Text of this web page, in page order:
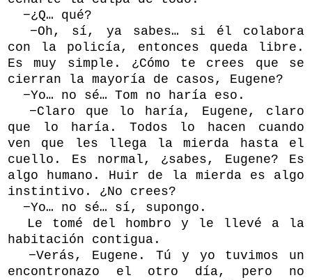
−¿Q… qué?
−Oh, sí, ya sabes… si él colabora
con la policía, entonces queda libre.
Es muy simple. ¿Cómo te crees que se
cierran la mayoría de casos, Eugene?
−Yo… no sé… Tom no haría eso.
−Claro que lo haría, Eugene, claro
que lo haría. Todos lo hacen cuando
ven que les llega la mierda hasta el
cuello. Es normal, ¿sabes, Eugene? Es
algo humano. Huir de la mierda es algo
instintivo. ¿No crees?
−Yo… no sé… sí, supongo.
Le tomé del hombro y le llevé a la
habitación contigua.
−Verás, Eugene. Tú y yo tuvimos un
encontronazo el otro día, pero no